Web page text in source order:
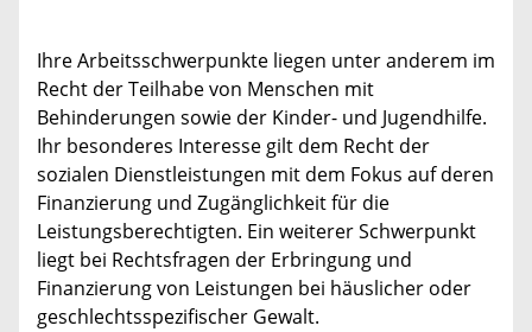
Ihre Arbeitsschwerpunkte liegen unter anderem im
Recht der Teilhabe von Menschen mit
Behinderungen sowie der Kinder- und Jugendhilfe.
Ihr besonderes Interesse gilt dem Recht der
sozialen Dienstleistungen mit dem Fokus auf deren
Finanzierung und Zugänglichkeit für die
Leistungsberechtigten. Ein weiterer Schwerpunkt
liegt bei Rechtsfragen der Erbringung und
Finanzierung von Leistungen bei häuslicher oder
geschlechtsspezifischer Gewalt.